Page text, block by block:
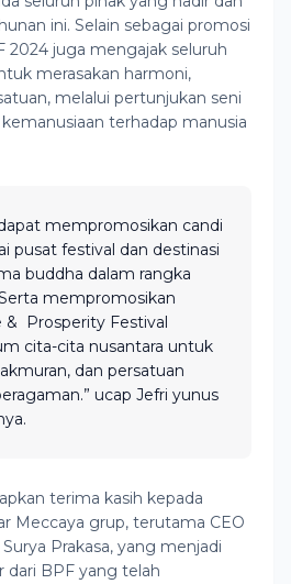
ini. Selain sebagai promosi
2024 juga mengajak seluruh
merasakan harmoni,
melalui pertunjukan seni
terhadap manusia
mempromosikan candi
pusat festival dan destinasi
buddha dalam rangka
mempromosikan
& Prosperity Festival
cita-cita nusantara untuk
dan persatuan
ucap Jefri yunus
terima kasih kepada
Meccaya grup, terutama CEO
Prakasa, yang menjadi
dari BPF yang telah